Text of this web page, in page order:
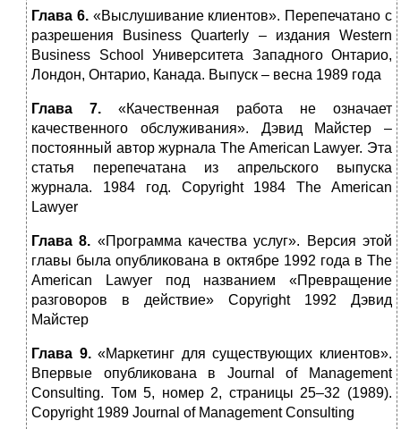
Глава 6.«Выслушивание клиентов». Перепечатано с
разрешения Business Quarterly – издания Western
Business School Университета Западного Онтарио,
Лондон, Онтарио, Канада. Выпуск – весна 1989 года
Глава 7. «Качественная работа не означает
качественного обслуживания». Дэвид Майстер –
постоянный автор журнала The American Lawyer. Эта
статья перепечатана из апрельского выпуска
журнала. 1984 год. Copyright 1984 The American
Lawyer
Глава 8. «Программа качества услуг». Версия этой
главы была опубликована в октябре 1992 года в The
American Lawyer под названием «Превращение
разговоров в действие» Copyright 1992 Дэвид
Майстер
Глава 9.«Маркетинг для существующих клиентов».
Впервые опубликована в Journal of Management
Consulting. Том 5, номер 2, страницы 25–32 (1989).
Copyright 1989 Journal of Management Consulting